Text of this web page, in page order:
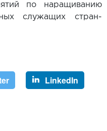
по наращиванию
служащих стран-
LinkedIn